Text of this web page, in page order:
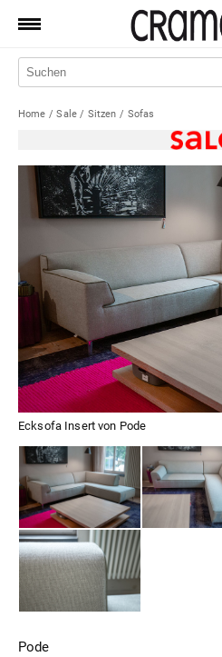
Produkte
Aktionen
News
Standorte
Service
Jobs
Shop
Home /Sale / Sitzen / Sofas
Ecksofa Insert von Pode
Pode